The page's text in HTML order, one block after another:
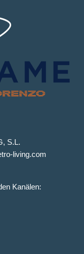
S.L.
living.com
Kanälen: